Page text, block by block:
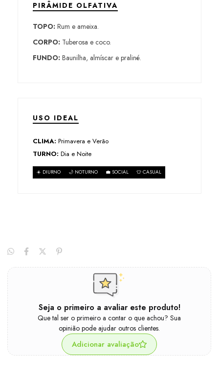
PIRÂMIDE OLFATIVA
TOPO:Rum e ameixa.
CORPO:Tuberosa e coco.
FUNDO:Baunilha, almíscar e praliné.
USO IDEAL
CLIMA: Primavera e Verão
TURNO: Dia e Noite
☀️ DIURNO 🌙 NOTURNO 💼 SOCIAL 👕 CASUAL
Seja o primeiro a avaliar este produto!
Que tal ser o primeiro a contar o que achou? Sua
opinião pode ajudar outros clientes.
Adicionar avaliação